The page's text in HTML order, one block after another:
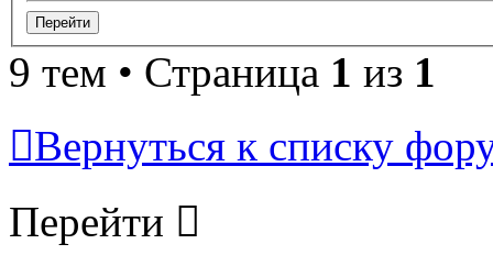
9 тем • Страница 1 из 1
Вернуться к списку
Перейти